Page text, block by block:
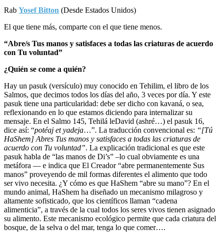
Rab Yosef Bitton (Desde Estados Unidos)
El que tiene más, comparte con el que tiene menos.
“Abre/s Tus manos y satisfaces a todas las criaturas de acuerdo
con Tu voluntad”
¿Quién se come a quién?
Hay un pasuk (versículo) muy conocido en Tehilim, el libro de los
Salmos, que decimos todos los días del año, 3 veces por día. Y este
pasuk tiene una particularidad: debe ser dicho con kavaná, o sea,
reflexionando en lo que estamos diciendo para internalizar su
mensaje. En el Salmo 145, Tehilá leDavid (ashré…) el pasuk 16,
dice así: “potéaj et yadeja…”. La traducción convencional es: “[Tú
HaShem] Abres Tus manos y satisfaces a todas las criaturas de
acuerdo con Tu voluntad”. La explicación tradicional es que este
pasuk habla de “las manos de Di’s” –lo cual obviamente es una
metáfora — e indica que El Creador “abre permanentemente Sus
manos” proveyendo de mil formas diferentes el alimento que todo
ser vivo necesita. ¿Y cómo es que HaShem “abre su mano”? En el
mundo animal, HaShem ha diseñado un mecanismo milagroso y
altamente sofisticado, que los científicos llaman “cadena
alimenticia”, a través de la cual todos los seres vivos tienen asignado
su alimento. Este mecanismo ecológico permite que cada criatura del
bosque, de la selva o del mar, tenga lo que comer….